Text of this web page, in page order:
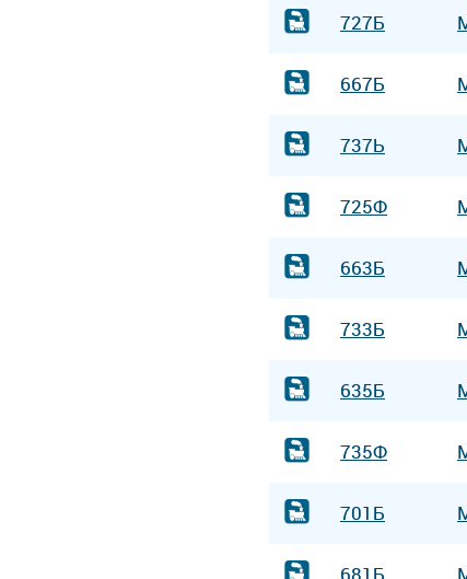
727Б
667Б
737Ь
725Ф
663Б
733Б
635Б
735Ф
701Б